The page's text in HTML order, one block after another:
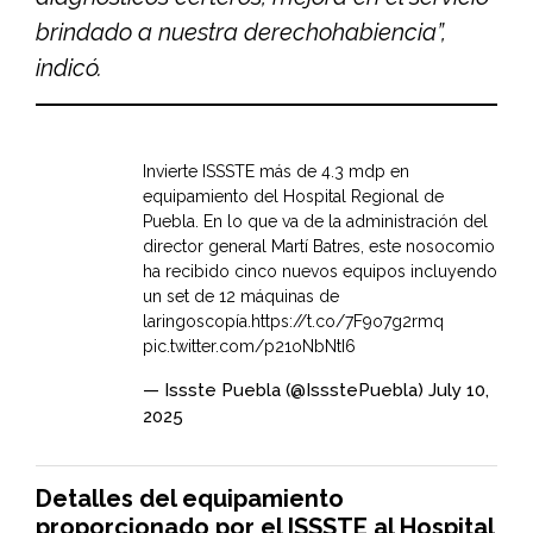
brindado a nuestra derechohabiencia”,
indicó.
Invierte ISSSTE más de 4.3 mdp en
equipamiento del Hospital Regional de
Puebla. En lo que va de la administración del
director general Martí Batres, este nosocomio
ha recibido cinco nuevos equipos incluyendo
un set de 12 máquinas de
laringoscopía.https://t.co/7F9o7g2rmq
pic.twitter.com/p21oNbNtI6
— Issste Puebla (@IssstePuebla) July 10,
2025
Detalles del equipamiento